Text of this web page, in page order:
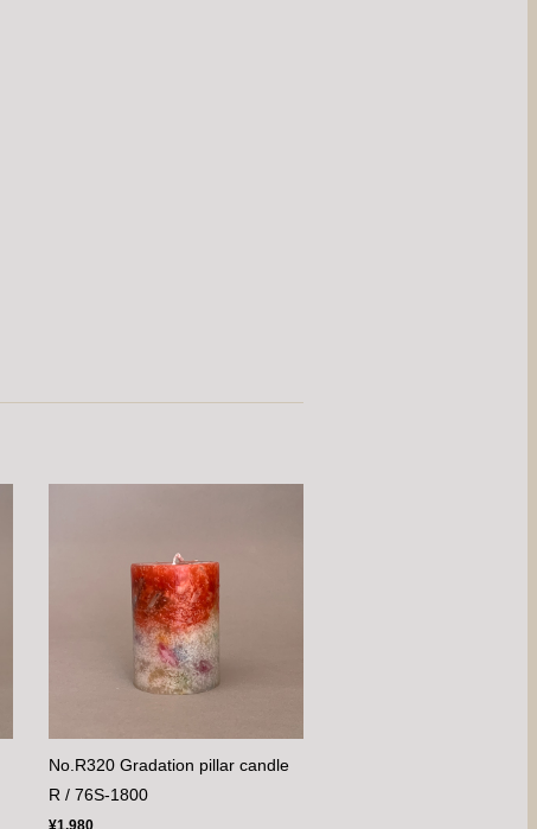
No.R320 Gradation pillar candle
R / 76S-1800
¥1,980